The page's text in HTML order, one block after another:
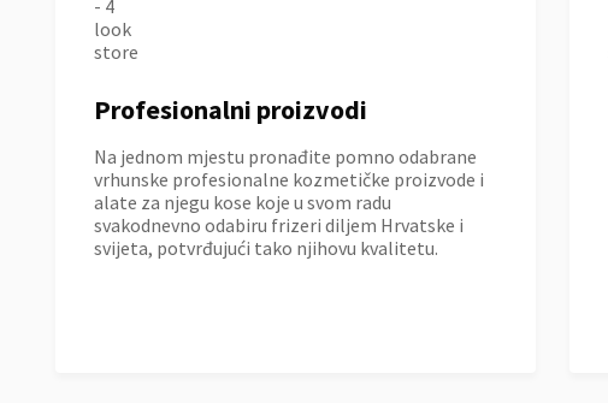
Profesionalni proizvodi
Na jednom mjestu pronađite pomno odabrane
vrhunske profesionalne kozmetičke proizvode i
alate za njegu kose koje u svom radu
svakodnevno odabiru frizeri diljem Hrvatske i
svijeta, potvrđujući tako njihovu kvalitetu.